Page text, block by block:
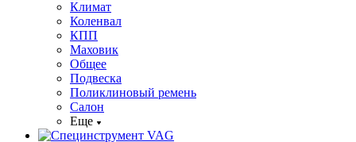
Климат
Коленвал
КПП
Маховик
Общее
Подвеска
Поликлиновый ремень
Салон
Еще